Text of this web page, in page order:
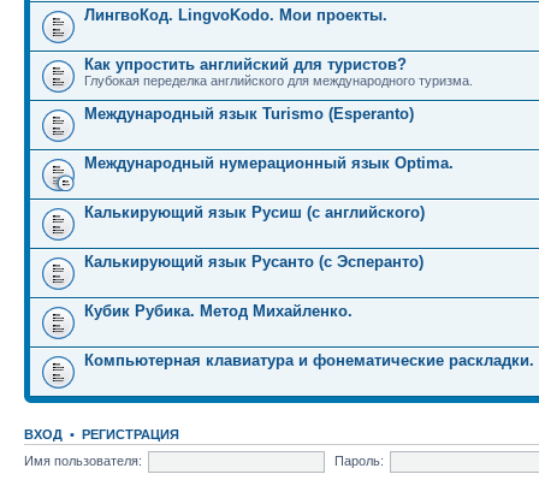
ЛингвоКод. LingvoKodo. Мои проекты.
Как упростить английский для туристов?
Глубокая переделка английского для международного туризма.
Международный язык Turismo (Esperanto)
Международный нумерационный язык Optima.
Калькирующий язык Русиш (с английского)
Калькирующий язык Русанто (с Эсперанто)
Кубик Рубика. Метод Михайленко.
Компьютерная клавиатура и фонематические раскладки.
ВХОД • РЕГИСТРАЦИЯ
Имя пользователя:
Пароль: